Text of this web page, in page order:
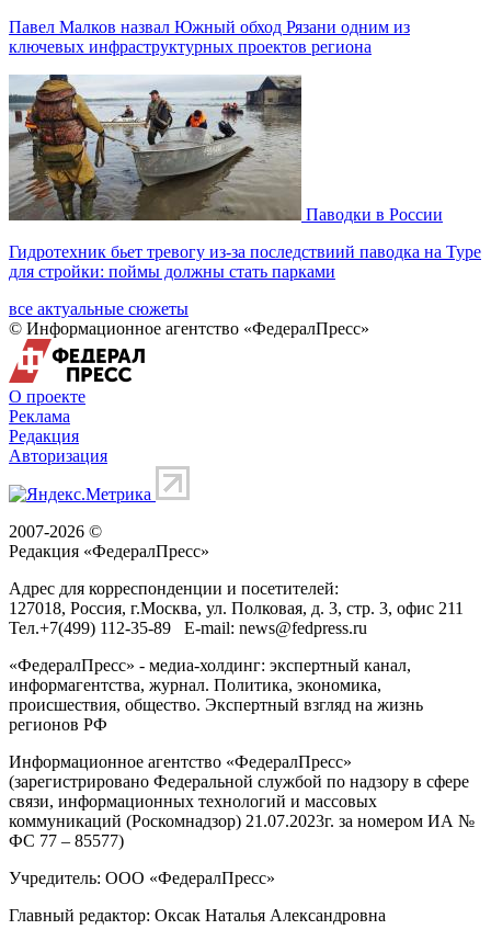
Павел Малков назвал Южный обход Рязани одним из
ключевых инфраструктурных проектов региона
Паводки в России
Гидротехник бьет тревогу из-за последствиий паводка на Туре
для стройки: поймы должны стать парками
все актуальные сюжеты
© Информационное агентство «ФедералПресс»
О проекте
Реклама
Редакция
Авторизация
2007-2026 ©
Редакция «ФедералПресс»
Адрес для корреспонденции и посетителей:
127018, Россия, г.Москва, ул. Полковая, д. 3, стр. 3, офис 211
Тел.+7(499) 112-35-89 E-mail: news@fedpress.ru
«ФедералПресс» - медиа-холдинг: экспертный канал,
информагентства, журнал. Политика, экономика,
происшествия, общество. Экспертный взгляд на жизнь
регионов РФ
Информационное агентство «ФедералПресс»
(зарегистрировано Федеральной службой по надзору в сфере
связи, информационных технологий и массовых
коммуникаций (Роскомнадзор) 21.07.2023г. за номером ИА №
ФС 77 – 85577)
Учредитель: ООО «ФедералПресс»
Главный редактор: Оксак Наталья Александровна